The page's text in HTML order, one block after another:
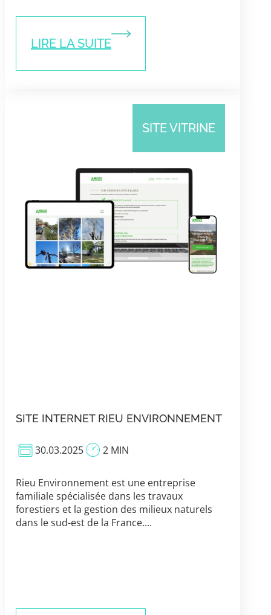
LIRE LA SUITE
SITE VITRINE
SITE INTERNET RIEU ENVIRONNEMENT
30.03.2025 2 MIN
Rieu Environnement est une entreprise
familiale spécialisée dans les travaux
forestiers et la gestion des milieux naturels
dans le sud-est de la France....